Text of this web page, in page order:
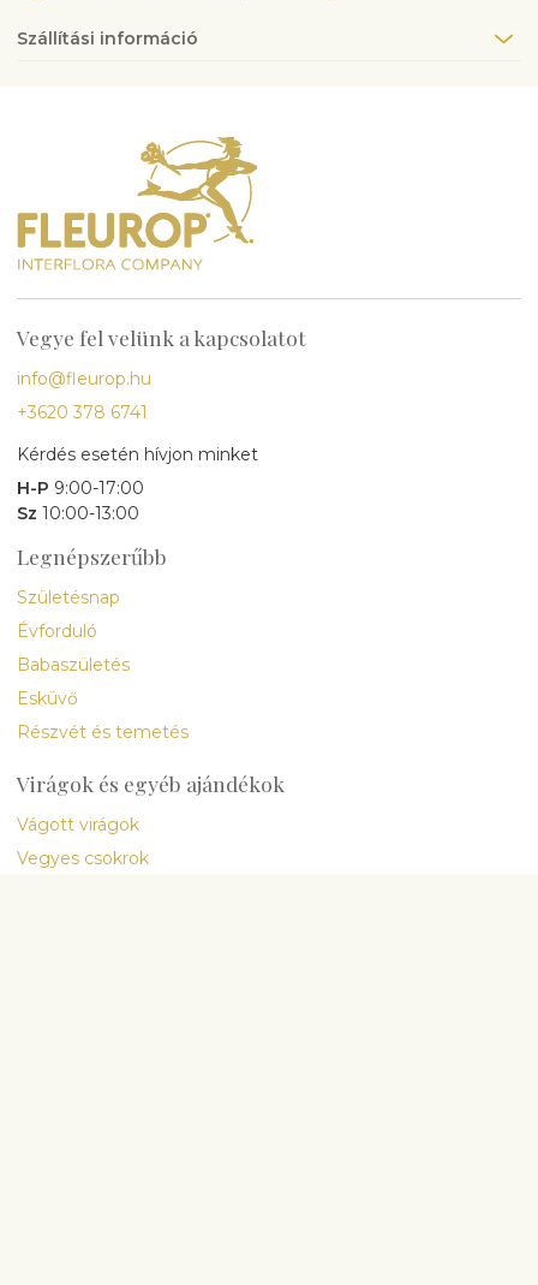
Szállítási információ
Vegye fel velünk a kapcsolatot
info@fleurop.hu
+3620 378 6741
Kérdés esetén hívjon minket
H-P 9:00-17:00
Sz 10:00-13:00
Legnépszerűbb
Születésnap
Évforduló
Babaszületés
Esküvő
Részvét és temetés
Virágok és egyéb ajándékok
Vágott virágok
Vegyes csokrok